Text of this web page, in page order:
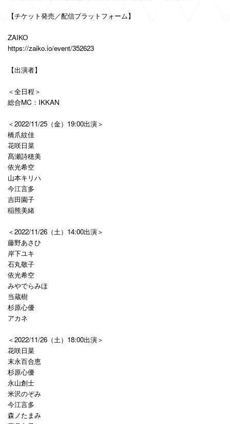
【チケット発売／配信プラットフォーム】
ZAIKO
https://zaiko.io/event/352623
【出演者】
＜全日程＞
総合MC：IKKAN
＜2022/11/25（金）19:00出演＞
橋爪紋佳
花咲日菜
髙瀬詩穂美
依光希空
山本キリハ
今江言多
吉田園子
稲熊美緒
＜2022/11/26（土）14:00出演＞
藤野あさひ
岸下ユキ
石丸敬子
依光希空
みやでらみほ
当蔵樹
杉原心優
アカネ
＜2022/11/26（土）18:00出演＞
花咲日菜
末永百合恵
杉原心優
永山創士
米沢のぞみ
今江言多
森ノたまみ